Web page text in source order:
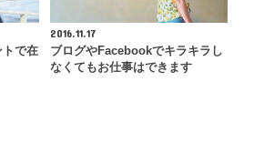
トで在
2016.11.17
ブログやFacebookでキラキラし
なくてもお仕事はできます